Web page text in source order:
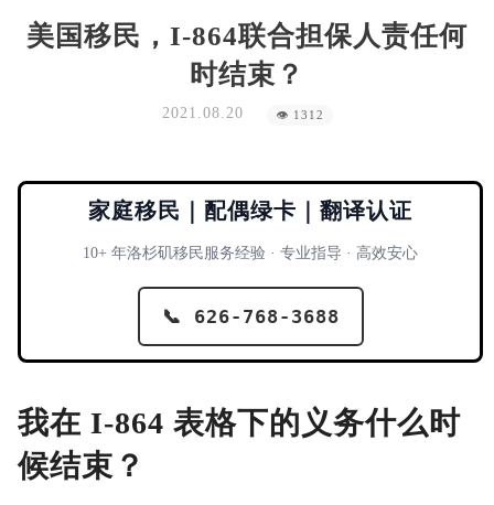
美国移民，I-864联合担保人责任何
时结束？
2021.08.20 👁 1312
家庭移民｜配偶绿卡｜翻译认证
10+ 年洛杉矶移民服务经验 · 专业指导 · 高效安心
📞 626-768-3688
我在 I-864 表格下的义务什么时
候结束？